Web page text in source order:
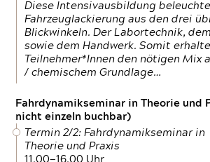
Diese Intensivausbildung
Fahrzeuglackierung aus den drei
Blickwinkeln. Der Labortechnik,
sowie dem Handwerk. Somit
Teilnehmer*Innen den nötigen Mix
/ chemischem Grundlage…
Fahrdynamikseminar in Theorie und
nicht einzeln buchbar)
Termin 2/2: Fahrdynamikseminar in
Theorie und Praxis
11.00—16.00 Uhr